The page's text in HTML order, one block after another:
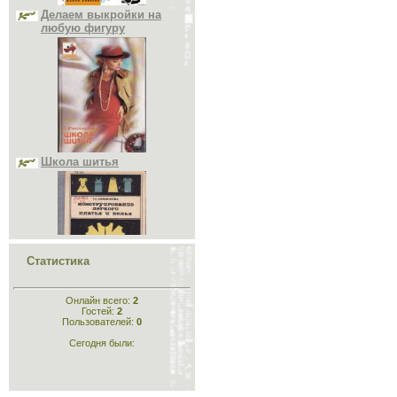
Школа шитья
Конструирование лёгкого
Статистика
Онлайн всего: 2
Гостей: 2
Пользователей: 0
Сегодня были: